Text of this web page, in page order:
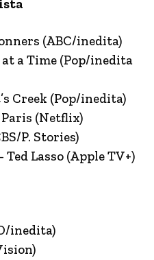
(ABC/inedita)
a Time (Pop/inedita
Creek (Pop/inedita)
(Netflix)
P. Stories)
Lasso (Apple TV+)
inedita)